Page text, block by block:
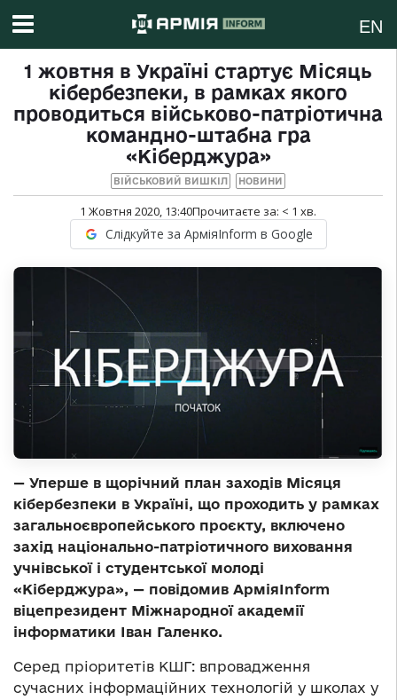
EN
1 жовтня в Україні стартує Місяць
кібербезпеки, в рамках якого
проводиться військово-патріотична
командно-штабна гра
«Кіберджура»
ВІЙСЬКОВИЙ ВИШКІЛ НОВИНИ
1 Жовтня 2020, 13:40Прочитаєте за: < 1 хв.
Слідкуйте за АрміяInform в Google
— Уперше в щорічний план заходів Місяця
кібербезпеки в Україні, що проходить у рамках
загальноєвропейського проєкту, включено
захід національно-патріотичного виховання
учнівської і студентської молоді
«Кіберджура», — повідомив АрміяInform
віцепрезидент Міжнародної академії
інформатики Іван Галенко.
Серед пріоритетів КШГ: впровадження
сучасних інформаційних технологій у школах у